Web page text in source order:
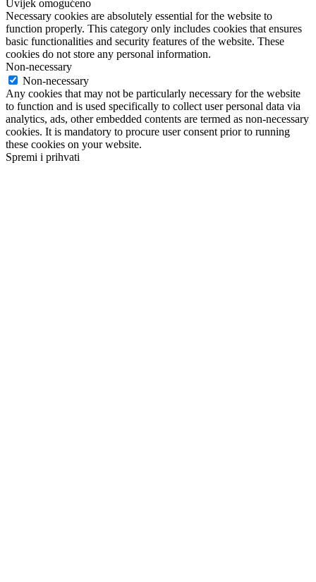
Uvijek omogućeno
Necessary cookies are absolutely essential for the website to
function properly. This category only includes cookies that ensures
basic functionalities and security features of the website. These
cookies do not store any personal information.
Non-necessary
Non-necessary
Any cookies that may not be particularly necessary for the website
to function and is used specifically to collect user personal data via
analytics, ads, other embedded contents are termed as non-necessary
cookies. It is mandatory to procure user consent prior to running
these cookies on your website.
Spremi i prihvati